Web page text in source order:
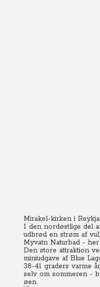
Mirakel-kirken i
I den nordøstlige del
udbrød en strøm af
Myvatn Naturbad -
Den store attraktion
miniudgave af Blue
38-41 graders varme
selv om sommeren -
øen.